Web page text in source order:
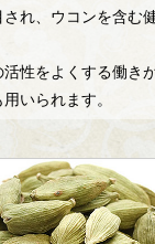
れ、ウコンを含む
性をよくする働き
いられます。